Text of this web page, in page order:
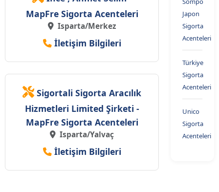
MapFre Sigorta Acenteleri
Isparta/Merkez
İletişim Bilgileri
Sigortali Sigorta Aracılık
Hizmetleri Limited Şirketi -
MapFre Sigorta Acenteleri
Isparta/Yalvaç
İletişim Bilgileri
Japon
Sigorta
Acenteleri
Türkiye
Sigorta
Acenteleri
Unico
Sigorta
Acenteleri